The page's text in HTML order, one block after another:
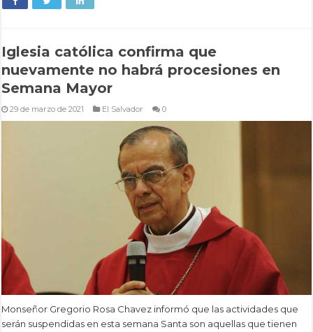
Iglesia católica confirma que
nuevamente no habrá procesiones en
Semana Mayor
29 de marzo de 2021 El Salvador 0
Monseñor Gregorio Rosa Chavez informó que las actividades que
serán suspendidas en esta semana Santa son aquellas que tienen